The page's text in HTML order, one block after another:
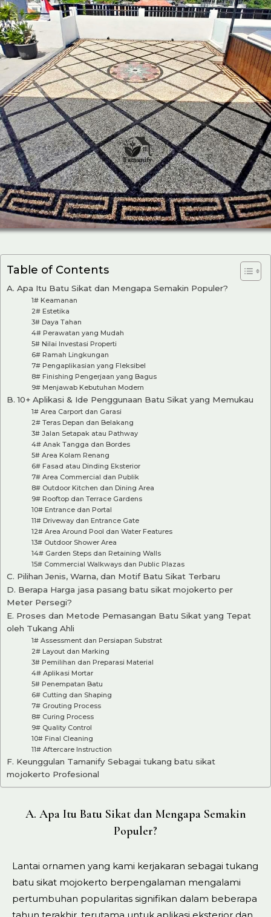
Table of Contents
A. Apa Itu Batu Sikat dan Mengapa Semakin Populer?
1# Keamanan
2# Estetika
3# Daya Tahan
4# Perawatan yang Mudah
5# Nilai Investasi Properti
6# Ramah Lingkungan
7# Pengaplikasian yang Fleksibel
8# Finishing Pengerjaan yang Bagus
9# Menjawab Kebutuhan Modern
B. 10+ Aplikasi & Ide Penggunaan Batu Sikat yang Memukau
1# Area Carport dan Garasi
2# Teras Depan dan Belakang
3# Jalan Setapak atau Pathway
4# Anak Tangga dan Bordes
5# Area Kolam Renang
6# Fasad atau Dinding Eksterior
7# Area Commercial dan Publik
8# Outdoor Kitchen dan Dining Area
9# Rooftop dan Terrace Gardens
10# Entrance dan Portal
11# Driveway dan Entrance Gate
12# Area Around Pool dan Water Features
13# Outdoor Shower Area
14# Garden Steps dan Retaining Walls
15# Commercial Walkways dan Public Plazas
C. Pilihan Jenis, Warna, dan Motif Batu Sikat Terbaru
D. Berapa Harga jasa pasang batu sikat mojokerto per
Meter Persegi?
E. Proses dan Metode Pemasangan Batu Sikat yang Tepat
oleh Tukang Ahli
1# Assessment dan Persiapan Substrat
2# Layout dan Marking
3# Pemilihan dan Preparasi Material
4# Aplikasi Mortar
5# Penempatan Batu
6# Cutting dan Shaping
7# Grouting Process
8# Curing Process
9# Quality Control
10# Final Cleaning
11# Aftercare Instruction
F. Keunggulan Tamanify Sebagai tukang batu sikat
mojokerto Profesional
A. Apa Itu Batu Sikat dan Mengapa Semakin
Populer?
Lantai ornamen yang kami kerjakaran sebagai tukang
batu sikat mojokerto berpengalaman mengalami
pertumbuhan popularitas signifikan dalam beberapa
tahun terakhir, terutama untuk aplikasi eksterior dan